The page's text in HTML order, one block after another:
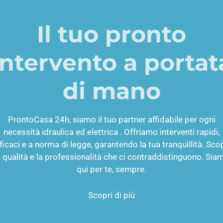
Il tuo pronto
a
di mano
ProntoCasa 24h, siamo il tuo partner affidabile per ogni
necessità idraulica ed elettrica . Offriamo interventi rapidi,
e a norma di legge, garantendo la tua tranquillità.
qualità e la professionalità che ci contraddistinguono.
qui per te, sempre.
Scopri di più